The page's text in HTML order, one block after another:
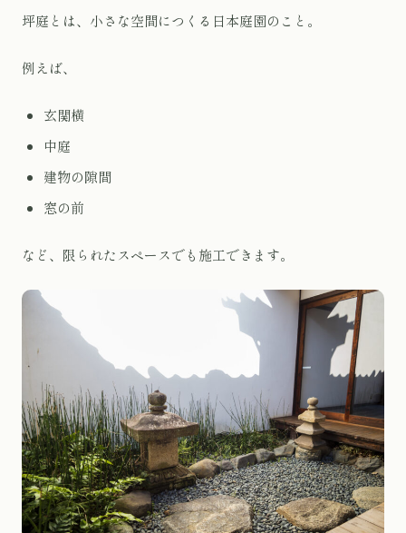
坪庭とは、小さな空間につくる日本庭園のこと。
例えば、
玄関横
中庭
建物の隙間
窓の前
など、限られたスペースでも施工できます。